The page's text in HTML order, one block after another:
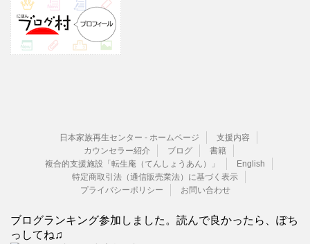
日本家族再生センター - ホームページ
支援内容
カウンセラー紹介
ブログ
書籍
複合的支援施設「転生庵（てんしょうあん）」
English
特定商取引法（通信販売業法）に基づく表示
プライバシーポリシー
お問い合わせ
ブログランキング参加しました。読んで良かったら、ぽち
っしてね♫